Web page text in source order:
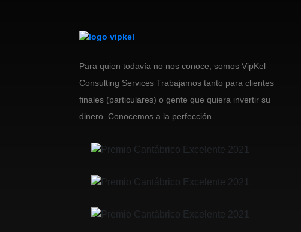
Para quien todavía no nos conoce, somos VipKel
Consulting Services Trabajamos tanto para clientes
finales (particulares) o gente que quiera invertir su
dinero. Conocemos a la perfección...